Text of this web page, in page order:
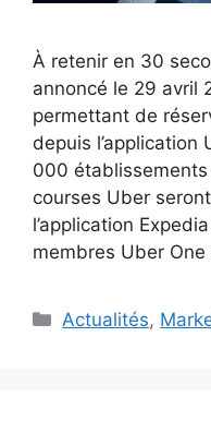
À retenir en 30
annoncé le 29 avril
permettant de
depuis
000
courses Uber
l’application
membres Uber
Catégories
Actualités,